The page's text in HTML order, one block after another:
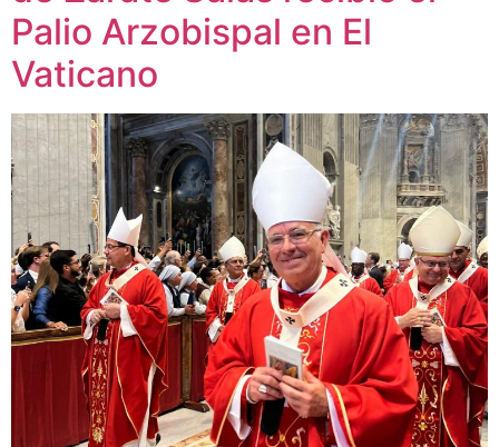
Palio Arzobispal en El
Vaticano